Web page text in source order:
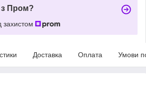
з Пром?
захистом
Доставка Оплата Умови